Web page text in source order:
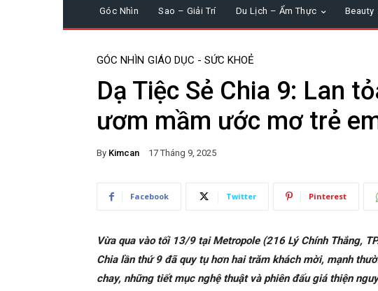
Góc Nhìn Sao – Giải Trí Du Lịch – Ẩm Thực Beauty
GÓC NHÌN GIÁO DỤC - SỨC KHOẺ
Dạ Tiệc Sẻ Chia 9: Lan
ươm mầm ước mơ trẻ
By Kimcan 17 Tháng 9, 2025
Facebook Twitter Pinterest
Vừa qua vào tối 13/9 tại Metropole (216 Lý Chính Thắng,
Chia lần thứ 9 đã quy tụ hơn hai trăm khách mời, mạnh
chay, những tiết mục nghệ thuật và phiên đấu giá thiện